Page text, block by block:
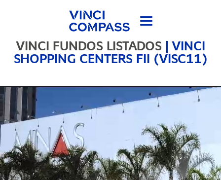
VINCI FUNDOS LISTADOS |VINCI
SHOPPING CENTERS FII (VISC11)